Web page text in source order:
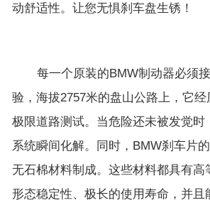
动舒适性。让您无惧刹车盘生锈！
每一个原装的BMW制动器必须接
验，海拔2757米的盘山公路上，它
极限道路测试。当危险还未被发觉时
系统瞬间化解。同时，BMW刹车片
无石棉材料制成。这些材料都具有高
形态稳定性、极长的使用寿命，并且